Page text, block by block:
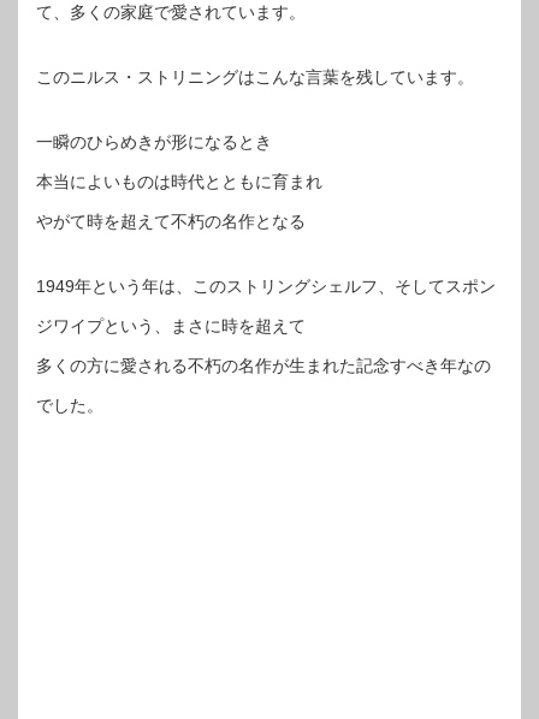
て、多くの家庭で愛されています。
このニルス・ストリニングはこんな言葉を残しています。
一瞬のひらめきが形になるとき
本当によいものは時代とともに育まれ
やがて時を超えて不朽の名作となる
1949年という年は、このストリングシェルフ、そしてスポン
ジワイプという、まさに時を超えて
多くの方に愛される不朽の名作が生まれた記念すべき年なの
でした。